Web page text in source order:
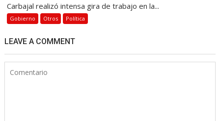
Carbajal realizó intensa gira de trabajo en la...
Gobierno Otros Política
LEAVE A COMMENT